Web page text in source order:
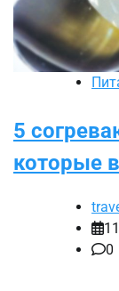
5
которые
0